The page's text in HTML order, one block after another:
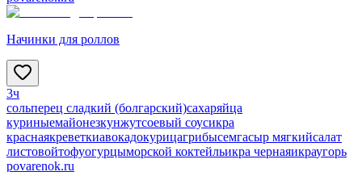
Начинки для роллов
3ч
сольперец сладкий (болгарский)сахаряйца
куриныемайонезкунжутсоевый соусикра
краснаякреветкиавокадокурицагрибысемгасыр мягкийсалат
листовойтофуогурцыморской коктейльикра чернаяикраугорь
povarenok.ru